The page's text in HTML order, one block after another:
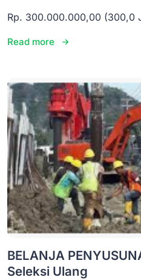
Rp. 300.000.000,00 (300,0
Read more
BELANJA
Seleksi Ulang